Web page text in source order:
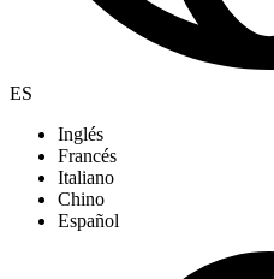
ES
Inglés
Francés
Italiano
Chino
Español